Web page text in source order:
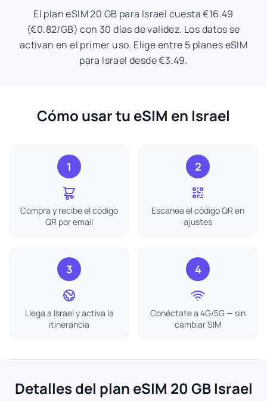
El plan eSIM 20 GB para Israel cuesta €16.49
(€0.82/GB) con 30 días de validez. Los datos se
activan en el primer uso. Elige entre 5 planes eSIM
para Israel desde €3.49.
Cómo usar tu eSIM en Israel
1
Compra y recibe el código
QR por email
2
Escanea el código QR en
ajustes
3
Llega a Israel y activa la
itinerancia
4
Conéctate a 4G/5G — sin
cambiar SIM
Detalles del plan eSIM 20 GB Israel